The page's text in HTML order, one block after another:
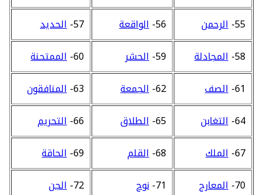
55- الرحمن 56- الواقعة 57- الحديد
58- المجادلة 59- الحشر 60- الممتحنة
61- الصف 62- الجمعة 63- المنافقون
64- التغابن 65- الطلاق 66- التحريم
67- الملك 68- القلم 69- الحاقة
70- المعارج 71- نوح 72- الجن